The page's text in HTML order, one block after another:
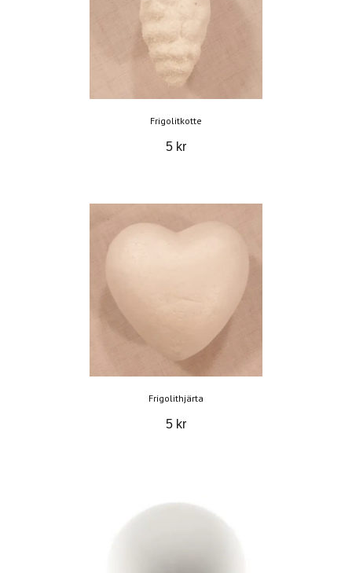
Frigolitkotte
5 kr
Frigolithjärta
5 kr